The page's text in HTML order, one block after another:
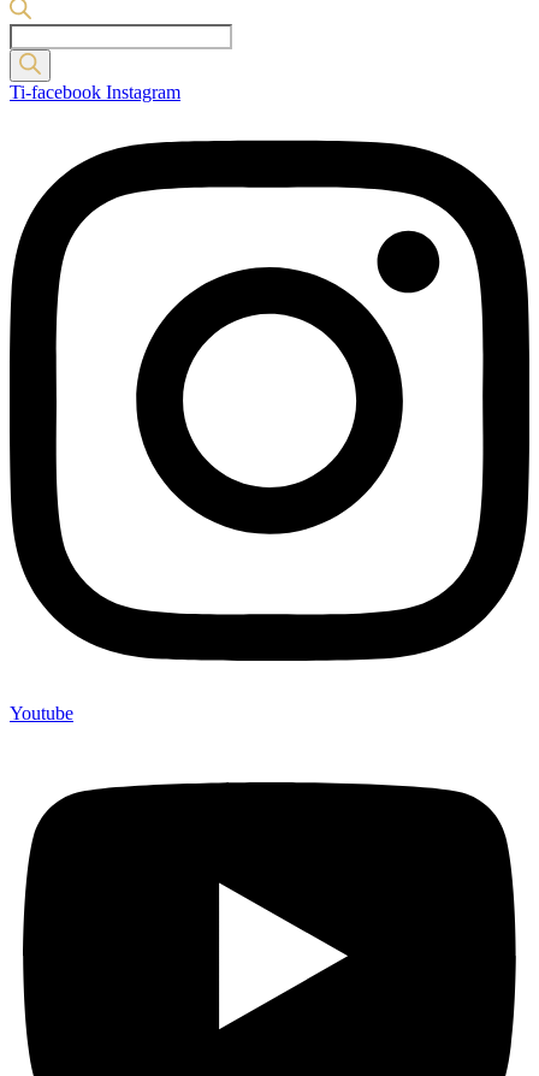
Products
search
Ti-facebook Instagram
Youtube